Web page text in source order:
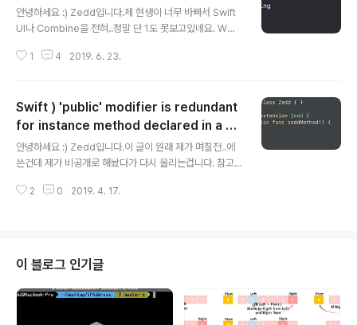
안녕하세요 :) Zedd입니다.제 현생이 너무 바빠서 Swift
UI나 Combine을 전혀..정말 단 1도 못보고있네요. WW
다가, 제목에서 볼 수 있듯이 Swift 5.1 변경사항을 공부하
아실분들은 아시겠지만 Property wrapper입니당 ㅎㅎ
아무튼 공부해보아욘!!!! 신나는 노래를 틀어봅시다. Mars
hmello x Kane Brown - One Thing Right 제가 요새
푹빠진 노래에요. 지금 이 글을 쓰는 날 기준으로 2일전에
uti..
1 4 2019. 6. 23.
Swift ) 'public' modifier is redundant
for instance method declared in a pu
blic extension
안녕하세요 :) Zedd입니다.이 글이 원래 제가 며칠전..에
쓴건데 제가 비공개로 해놨다가 다시 올리는겁니다. 참고
지금보니까 Swift 버전은 안타는거 같네요. 암튼 그럼 Swi
stance method declared in a public extension그
냥 warning을 보면 알 수 있듯이;;public이라는 접근 mo
difier가 redundant되었다~~라는 메세지네요. 흠........
2 0 2019. 4. 17.
이 블로그 인기글